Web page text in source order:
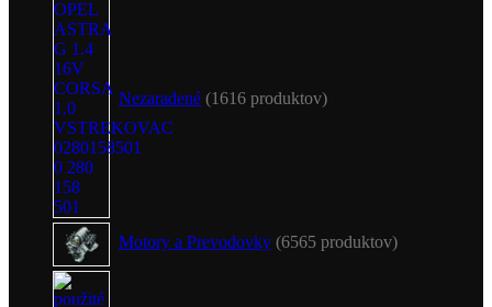
Nezaradené 1616 produktov
Motory a Prevodovky 6565 produktov